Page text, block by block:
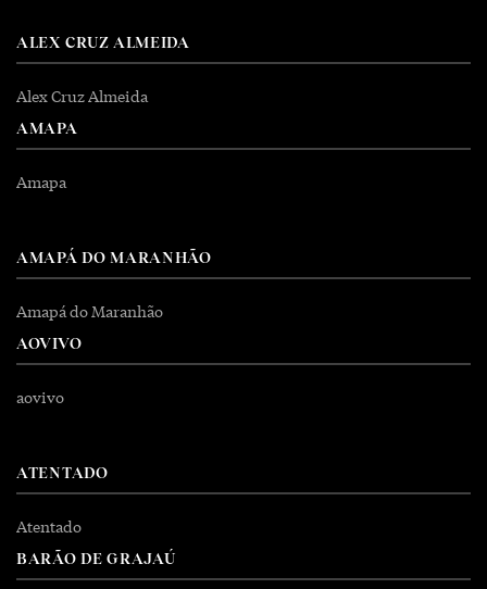
ALEX CRUZ ALMEIDA
Alex Cruz Almeida
AMAPA
Amapa
AMAPÁ DO MARANHÃO
Amapá do Maranhão
AOVIVO
aovivo
ATENTADO
Atentado
BARÃO DE GRAJAÚ